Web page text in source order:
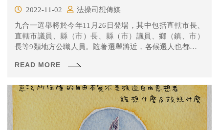
2022-11-02
法操司想傳媒
九合一選舉將於今年11月26日登場，其中包括直轄市長、
直轄市議員、縣（市）長、縣（市）議員、鄉（鎮、市）
長等9類地方公職人員。隨著選舉將近，各候選人也都卯足
禮品、禮金等方式「賄選」，想透過不法手段獲勝。 到底
READ MORE